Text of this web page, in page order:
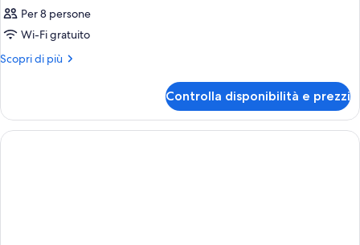
Per 8 persone
Wi-Fi gratuito
Scopri di più
Altri
Controlla disponibilità e prezzi